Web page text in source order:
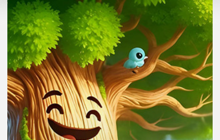
ลิ
สต์
แนะนำ
เพล
ย์
ลิ
สต์
ของ
คุณ